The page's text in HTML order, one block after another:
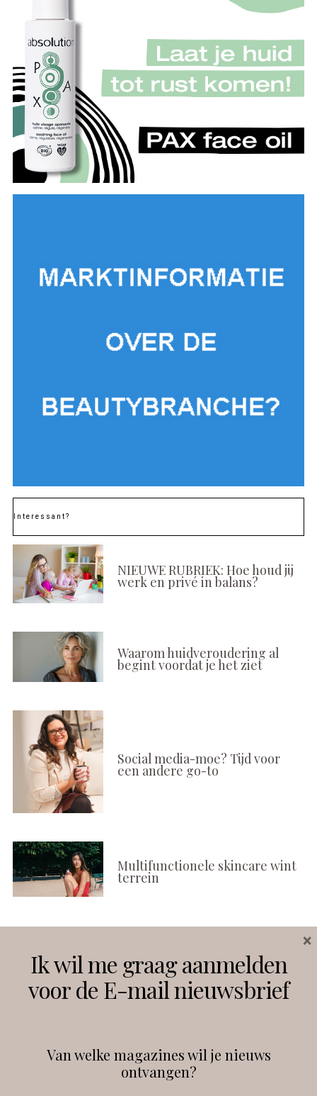
Interessant?
NIEUWE RUBRIEK: Hoe houd jij
werk en privé in balans?
Waarom huidveroudering al
begint voordat je het ziet
Social media-moe? Tijd voor
een andere go-to
Multifunctionele skincare wint
terrein
Instagram Facebook
debeautyprofessional
Ik wil me graag aanmelden
voor de E-mail nieuwsbrief
Van welke magazines wil je nieuws
ontvangen?
×